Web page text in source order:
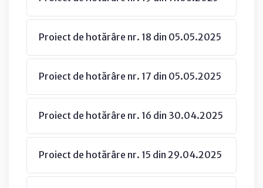
Proiect de hotărâre nr. 18 din 05.05.2025
Proiect de hotărâre nr. 17 din 05.05.2025
Proiect de hotărâre nr. 16 din 30.04.2025
Proiect de hotărâre nr. 15 din 29.04.2025